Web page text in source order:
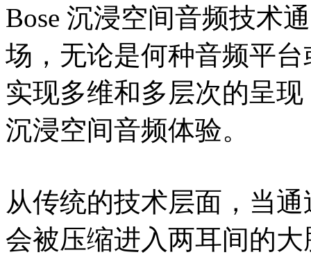
Bose 沉浸空间音频技术
场，无论是何种音频平
实现多维和多层次的呈
沉浸空间音频体验。
从传统的技术层面，当
会被压缩进入两耳间的